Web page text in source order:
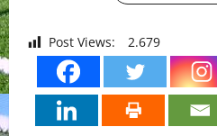
Post Views: 2.679